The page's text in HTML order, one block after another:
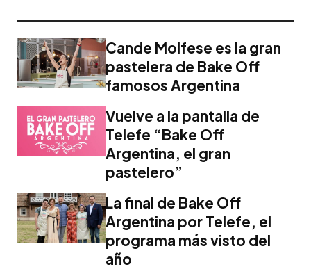
Cande Molfese es la gran
pastelera de Bake Off
famosos Argentina
Vuelve a la pantalla de
Telefe “Bake Off
Argentina, el gran
pastelero”
La final de Bake Off
Argentina por Telefe, el
programa más visto del
año